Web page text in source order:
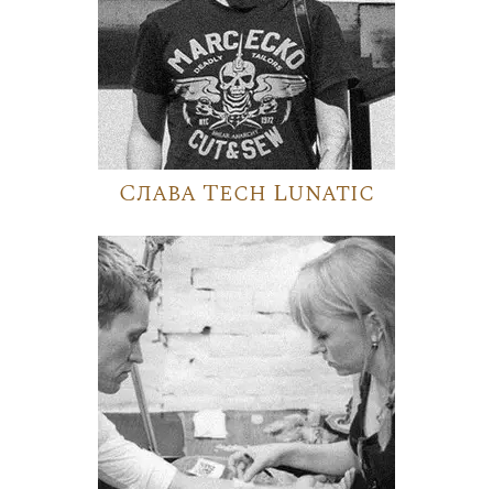
Слава Tech Lunatic